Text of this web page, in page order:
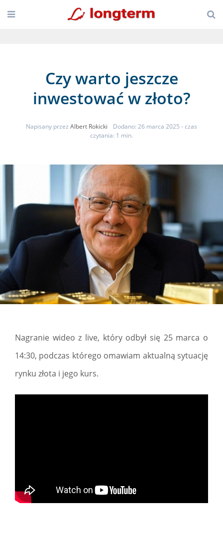
Czy warto jeszcze
inwestować w złoto?
Napisany przez Albert Rokicki Dodano: 26 marca 2025 - czas
czytania: 1 min.
Nagranie wideo z live, który odbył się 25 marca o
14:30, podczas którego omawiam aktualną sytuację
rynku złota i jego kurs.